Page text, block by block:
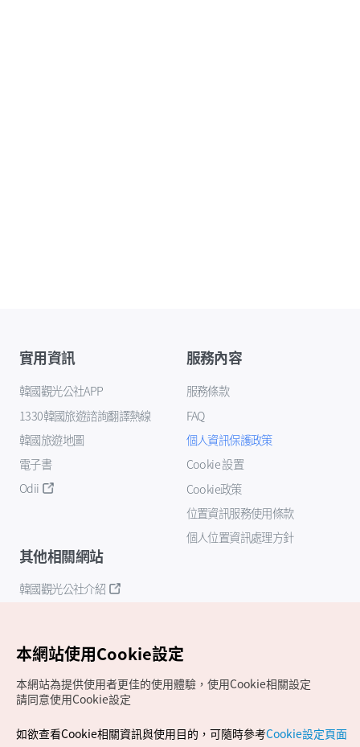
實用資訊
韓國觀光公社APP
1330韓國旅遊諮詢翻譯熱線
韓國旅遊地圖
電子書
Odii
服務內容
服務條款
FAQ
個人資訊保護政策
Cookie 設置
Cookie政策
位置資訊服務使用條款
個人位置資訊處理方針
其他相關網站
韓國觀光公社介紹
本網站使用Cookie設定
本網站為提供使用者更佳的使用體驗，使用Cookie相關設定
請同意使用Cookie設定
如欲查看Cookie相關資訊與使用目的，可隨時參考Cookie設定頁面